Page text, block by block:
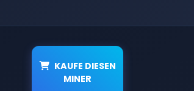
KAUFE DIESEN
MINER